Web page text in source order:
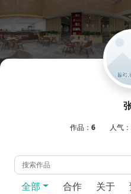
作品： 6 人气：
全部 合作 关于